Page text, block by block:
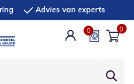
Advies van experts
0 0